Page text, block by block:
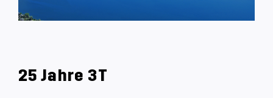
25 Jahre 3T